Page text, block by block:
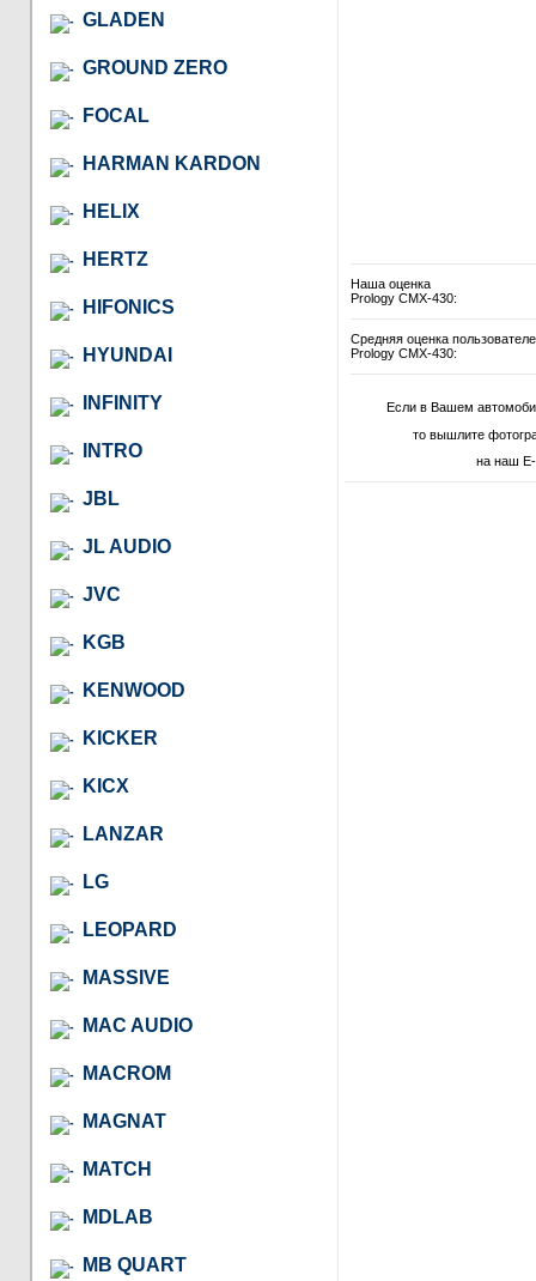
GLADEN
GROUND ZERO
FOCAL
HARMAN KARDON
HELIX
HERTZ
HIFONICS
HYUNDAI
INFINITY
INTRO
JBL
JL AUDIO
JVC
KGB
KENWOOD
KICKER
KICX
LANZAR
LG
LEOPARD
MASSIVE
MAC AUDIO
MACROM
MAGNAT
MATCH
MDLAB
MB QUART
Наша оценка
Prology CMX-430:
Средняя оценка
Prology CMX-430:
Если в Вашем
то вышлите
на наш